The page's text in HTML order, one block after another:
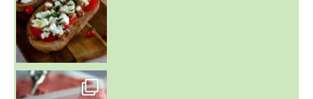
~ NICE CREAM À LA FRAISE ~
Presque un mois que